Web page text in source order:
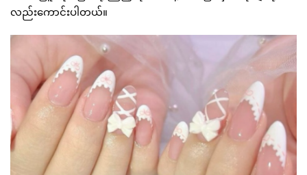
လည်းကောင်းပါတယ်။